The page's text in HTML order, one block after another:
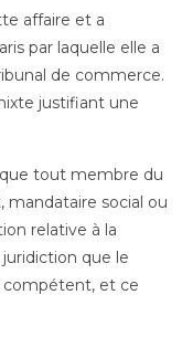
affaire et a
par laquelle elle a
de commerce.
justifiant une
tout membre du
mandataire social ou
relative à la
que le
et ce